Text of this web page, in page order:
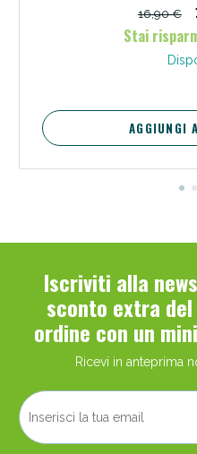
16,90 €
Stai
AGGIUNGI
Iscriviti alla
sconto extra
ordine con un
Ricevi in anteprima